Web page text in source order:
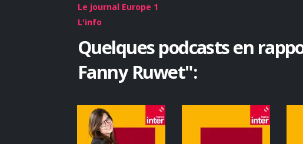
Le journal Europe 1
L'info
Quelques podcasts en
Fanny Ruwet":